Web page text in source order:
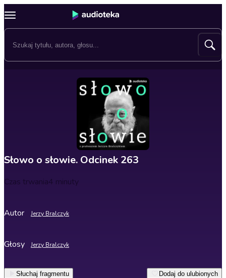
Słowo o słowie. Odcinek 263
Czas trwania4 minuty
Autor Jerzy Bralczyk
Głosy Jerzy Bralczyk
Słuchaj fragmentu Dodaj do ulubionych